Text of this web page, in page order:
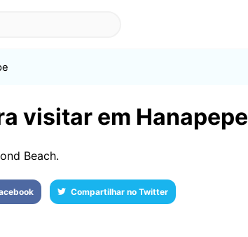
visitar em Hanapepe
Beach.
Compartilhar no Twitter